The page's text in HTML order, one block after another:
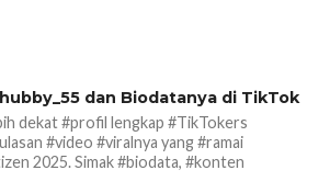
170
dan Biodatanya di TikTok
dekat #profil lengkap #TikTokers
#video #viralnya yang #ramai
2025. Simak #biodata, #konten